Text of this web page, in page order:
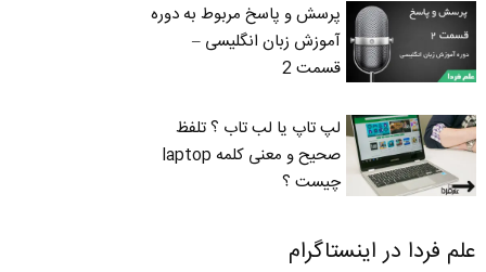
پرسش و پاسخ مربوط به دوره
آموزش زبان انگلیسی –
قسمت 2
لپ تاپ یا لب تاب ؟ تلفظ
صحیح و معنی کلمه laptop
چیست ؟
علم فردا در اینستاگرام